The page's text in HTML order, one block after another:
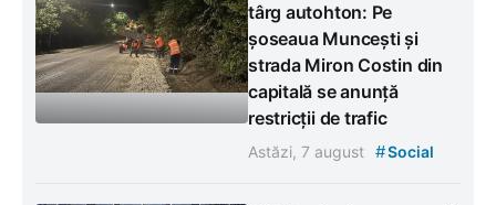
târg autohton: Pe
șoseaua Muncești și
strada Miron Costin din
capitală se anunță
restricții de trafic
Astăzi, 7 august #Social